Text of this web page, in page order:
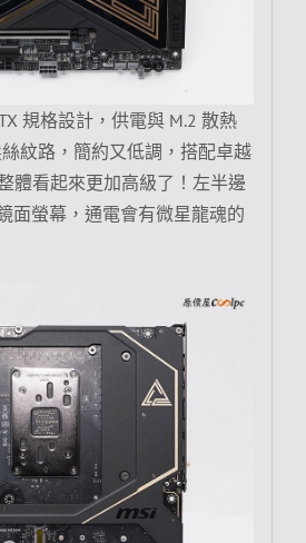
規格設計，供電與 M.2 散熱
紋路，簡約又低調，搭配卓越
體看起來更加高級了！左半邊
面螢幕，通電會有微星龍魂的